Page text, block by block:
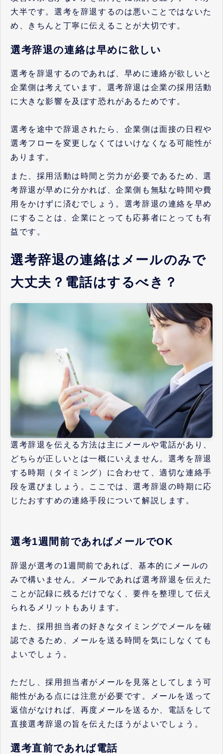
大半です。選考を辞退するのは悪いことではないた
め、きちんと丁寧に伝えることが大切です。
選考辞退の連絡は早めに欲しい
選考を辞退するのであれば、早めに連絡が欲しいと
企業側は考えています。選考辞退は企業の採用活動
に大きな影響を及ぼす恐れがあるためです。
選考を途中で辞退されたら、企業側は面接の日程や
選考フローを変更しなくてはいけなくなる可能性が
あります。
また、採用活動は時間と労力が必要であるため、選
考辞退が早めに分かれば、企業側も無駄な時間や費
用をかけずに済むでしょう。選考辞退の連絡を早め
にすることは、企業にとっても応募者にとっても有
益です。
選考辞退の連絡はメールのみで
大丈夫？電話はするべき？
選考辞退を伝える方法は主にメールや電話があり、
どちらが正しいとは一概にいえません。選考を辞退
する時期（タイミング）に合わせて、適切な連絡手
段を選びましょう。ここでは、選考辞退の時期に応
じたおすすめの連絡手段について解説します。
選考1週間前であればメールでOK
辞退が選考の1週間前であれば、基本的にメールの
みで構いません。メールであれば選考辞退を伝えた
ことが記録に残るだけでなく、要件を整理して伝え
られるメリットもあります。
また、採用担当者の好きなタイミングでメールを確
認できるため、メールを送る時間を気にしなくても
よいでしょう。
ただし、採用担当者がメールを見落としてしまう可
能性がある点には注意が必要です。メールを送って
返信がなければ、再度メールを送るか、電話をして
直接選考辞退の旨を伝えたほうがよいでしょう。
選考直前であれば電話